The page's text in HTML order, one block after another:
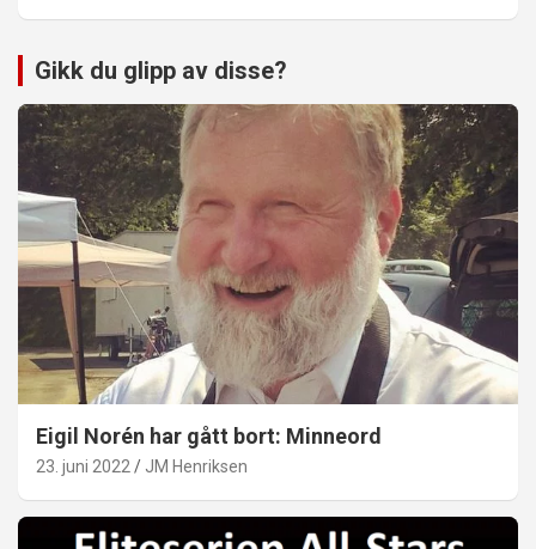
Gikk du glipp av disse?
Eigil Norén har gått bort: Minneord
23. juni 2022 JM Henriksen